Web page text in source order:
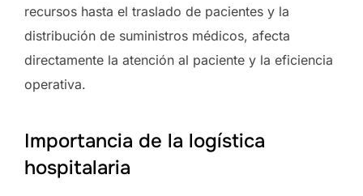
recursos hasta el traslado de pacientes y la
distribución de suministros médicos, afecta
directamente la atención al paciente y la eficiencia
operativa.
Importancia de la logística
hospitalaria